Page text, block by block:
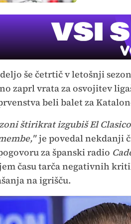
še četrtič v letošnji
zaprl vrata za osvojitev
beli balet za
štirikrat izgubiš El
je povedal nekdanji
za španski radio
času tarča negativnih
na igrišču.